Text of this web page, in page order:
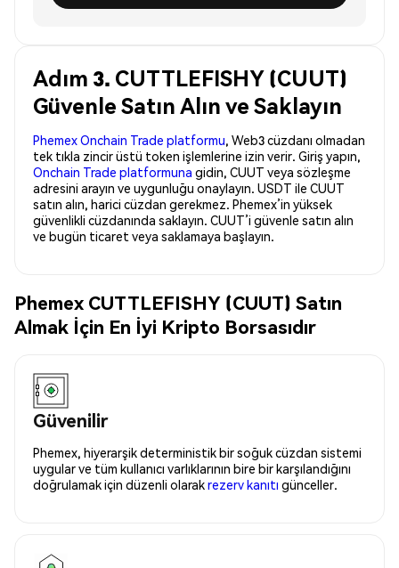
Adım 3. CUTTLEFISHY (CUUT)
Güvenle Satın Alın ve Saklayın
Phemex Onchain Trade platformu, Web3 cüzdanı olmadan
tek tıkla zincir üstü token işlemlerine izin verir. Giriş yapın,
Onchain Trade platformuna gidin, CUUT veya sözleşme
adresini arayın ve uygunluğu onaylayın. USDT ile CUUT
satın alın, harici cüzdan gerekmez. Phemex’in yüksek
güvenlikli cüzdanında saklayın. CUUT’i güvenle satın alın
ve bugün ticaret veya saklamaya başlayın.
Phemex CUTTLEFISHY (CUUT) Satın
Almak İçin En İyi Kripto Borsasıdır
Güvenilir
Phemex, hiyerarşik deterministik bir soğuk cüzdan sistemi
uygular ve tüm kullanıcı varlıklarının bire bir karşılandığını
doğrulamak için düzenli olarakrezerv kanıtı günceller.